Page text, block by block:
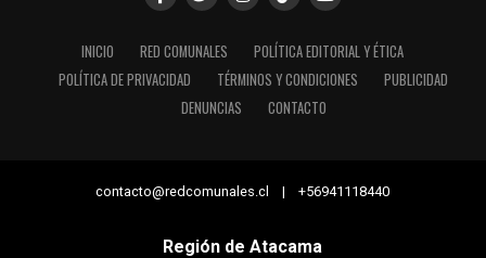
INICIO RED COMUNALES
POLÍTICA EDITORIAL Y ÉTICA
POLÍTICA DE PRIVACIDAD
TÉRMINOS Y CONDICIONES
PUBLICIDAD
DENUNCIAS
CONTACTO
contacto@redcomunales.cl | +56941118440
Región de Atacama